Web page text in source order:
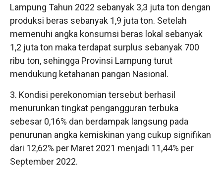
Lampung Tahun 2022 sebanyak 3,3 juta ton dengan
produksi beras sebanyak 1,9 juta ton. Setelah
memenuhi angka konsumsi beras lokal sebanyak
1,2 juta ton maka terdapat surplus sebanyak 700
ribu ton, sehingga Provinsi Lampung turut
mendukung ketahanan pangan Nasional.
3. Kondisi perekonomian tersebut berhasil
menurunkan tingkat pengangguran terbuka
sebesar 0,16% dan berdampak langsung pada
penurunan angka kemiskinan yang cukup signifikan
dari 12,62% per Maret 2021 menjadi 11,44% per
September 2022.